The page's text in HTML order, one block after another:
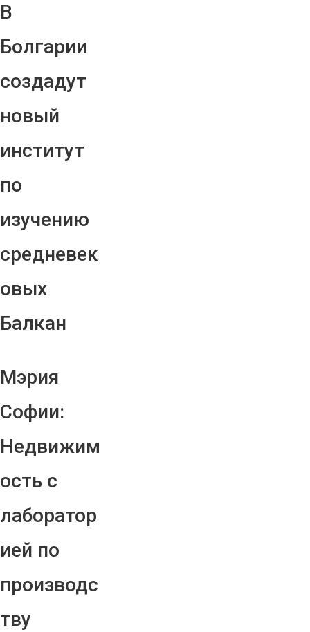
В
Болгарии
создадут
новый
институт
по
изучению
средневек
овых
Балкан
Мэрия
Софии:
Недвижим
ость с
лаборатор
ией по
производс
тву